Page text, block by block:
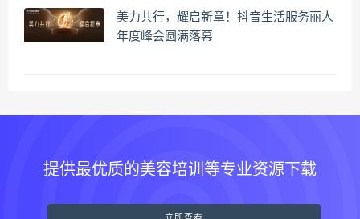
美力共行，耀启新章！抖音生活服务丽人
年度峰会圆满落幕
提供最优质的美容培训等专业资源下载